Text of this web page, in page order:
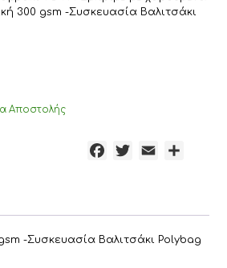
300 gsm -Συσκευασία Βαλιτσάκι
Αποστολής
o
e
σ
-Συσκευασία Βαλιτσάκι Polybag